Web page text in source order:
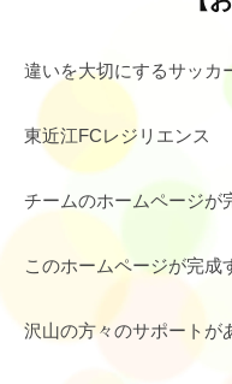
違いを大切にするサッカ
東近江FCレジリエンス
チームのホームページが
このホームページが完成
沢山の方々のサポートが